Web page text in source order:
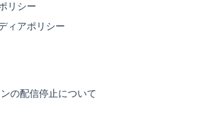
リシー
ィアポリシー
の配信停止について